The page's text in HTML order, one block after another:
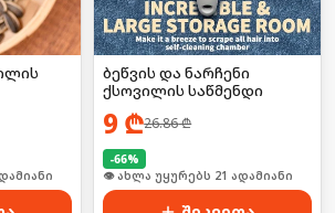
34-მა
ბეწვის და ნარჩენი
ქსოვილის საწმენდი
9 ₾26.86₾
-66%
🛒 ბოლო 24სთ-ში იყიდა 27-მა